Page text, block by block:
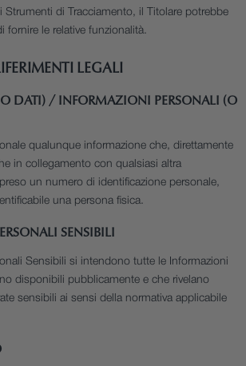
Strumenti di Tracciamento, il Titolare potrebbe
fornire le relative funzionalità.
LEGALI
DATI) / INFORMAZIONI PERSONALI (O
qualunque informazione che, direttamente
in collegamento con qualsiasi altra
un numero di identificazione personale,
una persona fisica.
SENSIBILI
Sensibili si intendono tutte le Informazioni
disponibili pubblicamente e che rivelano
sensibili ai sensi della normativa applicabile